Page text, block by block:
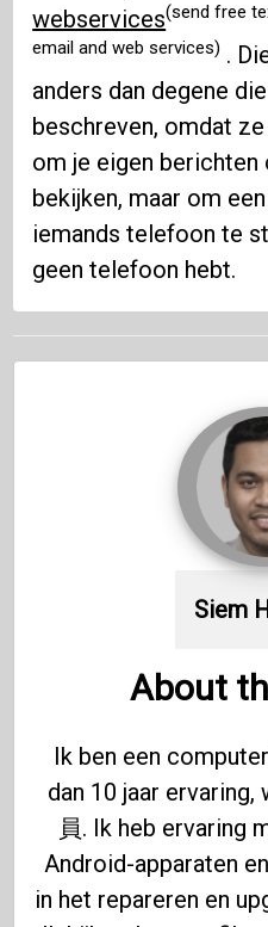
webservices(send free
email and web services) .
anders dan degene
beschreven, omdat
om je eigen
bekijken, maar om
iemands telefoon te
geen telefoon hebt.
Siem
About
Ik ben een
dan 10 jaar ervaring,
員. Ik heb ervaring
Android-apparaten
in het repareren en